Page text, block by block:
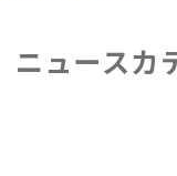
ニュースカ